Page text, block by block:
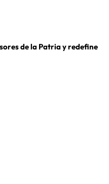
de la Patria y redefine